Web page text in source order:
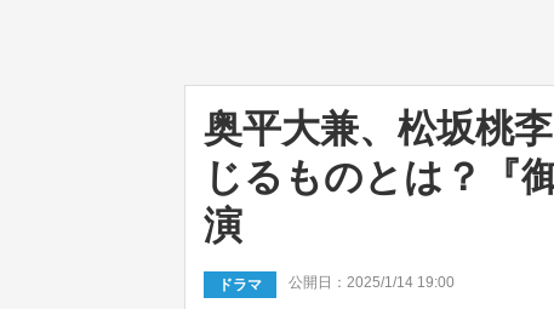
奥平大兼、松坂桃
じるものとは？『
演
ドラマ 公開日：2025/1/14 19:00